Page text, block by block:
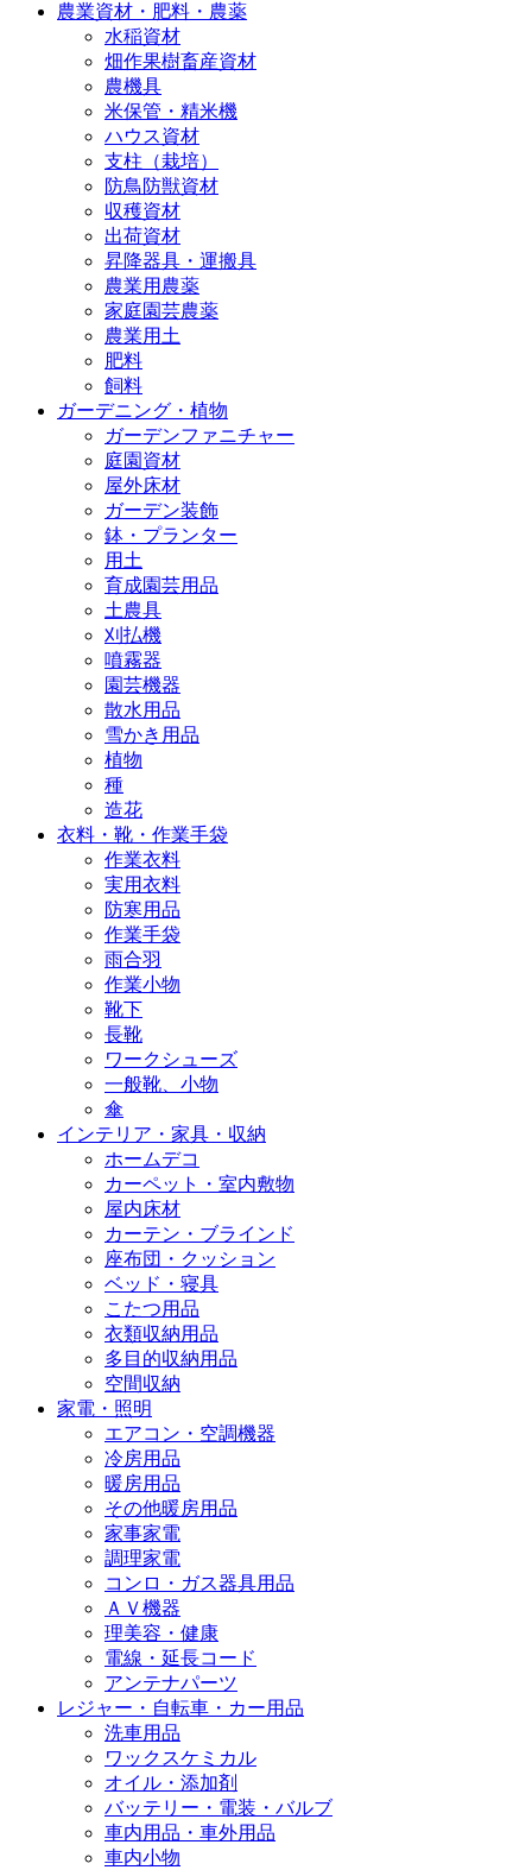
農業資材・肥料・農薬
水稲資材
畑作果樹畜産資材
農機具
米保管・精米機
ハウス資材
支柱（栽培）
防鳥防獣資材
収穫資材
出荷資材
昇降器具・運搬具
農業用農薬
家庭園芸農薬
農業用土
肥料
飼料
ガーデニング・植物
ガーデンファニチャー
庭園資材
屋外床材
ガーデン装飾
鉢・プランター
用土
育成園芸用品
土農具
刈払機
噴霧器
園芸機器
散水用品
雪かき用品
植物
種
造花
衣料・靴・作業手袋
作業衣料
実用衣料
防寒用品
作業手袋
雨合羽
作業小物
靴下
長靴
ワークシューズ
一般靴、小物
傘
インテリア・家具・収納
ホームデコ
カーペット・室内敷物
屋内床材
カーテン・ブラインド
座布団・クッション
ベッド・寝具
こたつ用品
衣類収納用品
多目的収納用品
空間収納
家電・照明
エアコン・空調機器
冷房用品
暖房用品
その他暖房用品
家事家電
調理家電
コンロ・ガス器具用品
ＡＶ機器
理美容・健康
電線・延長コード
アンテナパーツ
レジャー・自転車・カー用品
洗車用品
ワックスケミカル
オイル・添加剤
バッテリー・電装・バルブ
車内用品・車外用品
車内小物